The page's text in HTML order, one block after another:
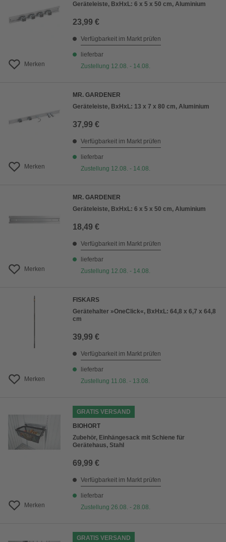
Merken
Geräteleiste, BxHxL: 6 x 5 x 50 cm, Aluminium
23,99 €
Verfügbarkeit im Markt prüfen
lieferbar
Zustellung 12.08. - 14.08.
Merken
MR. GARDENER
Geräteleiste, BxHxL: 13 x 7 x 80 cm, Aluminium
37,99 €
Verfügbarkeit im Markt prüfen
lieferbar
Zustellung 12.08. - 14.08.
Merken
MR. GARDENER
Geräteleiste, BxHxL: 6 x 5 x 50 cm, Aluminium
18,49 €
Verfügbarkeit im Markt prüfen
lieferbar
Zustellung 12.08. - 14.08.
Merken
FISKARS
Gerätehalter »OneClick«, BxHxL: 64,8 x 6,7 x 64,8
cm
39,99 €
Verfügbarkeit im Markt prüfen
lieferbar
Zustellung 11.08. - 13.08.
Merken
GRATIS VERSAND
BIOHORT
Zubehör, Einhängesack mit Schiene für
Gerätehaus, Stahl
69,99 €
Verfügbarkeit im Markt prüfen
lieferbar
Zustellung 26.08. - 28.08.
GRATIS VERSAND